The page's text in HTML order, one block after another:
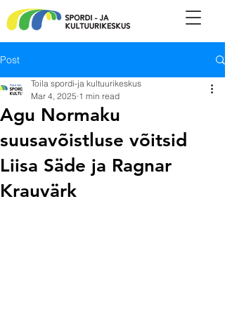
Post
Agu Normaku
suusavõistluse võitsid
Liisa Säde ja Ragnar
Krauvärk
Toila spordi-ja kultuurikeskus
Mar 4, 2025 1 min read